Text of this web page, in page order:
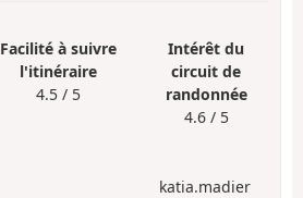
Facilité à suivre
l'itinéraire
4.5 / 5
Intérêt du
circuit de
randonnée
4.6 / 5
katia.madier